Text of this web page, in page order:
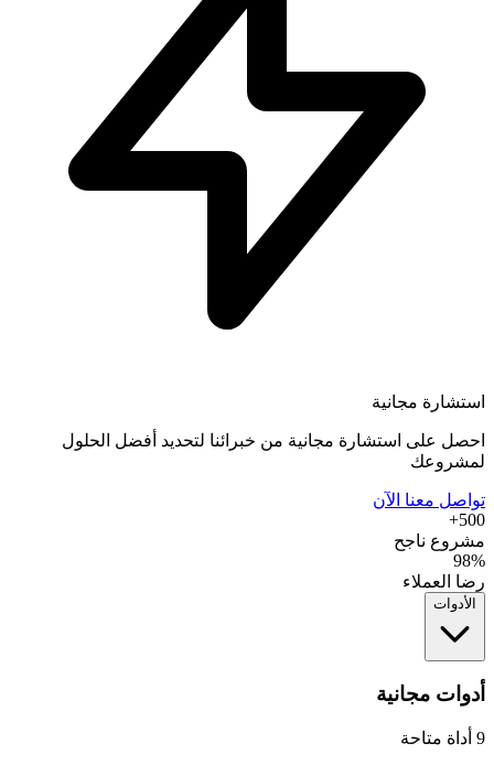
استشارة مجانية
احصل على استشارة مجانية من خبرائنا لتحديد أفضل الحلول
لمشروعك
تواصل معنا الآن
500+
مشروع ناجح
98%
رضا العملاء
الأدوات
أدوات مجانية
9 أداة متاحة